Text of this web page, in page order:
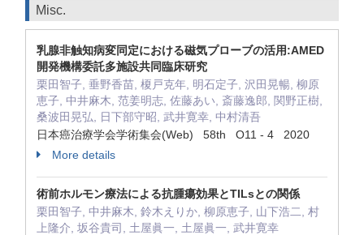
Misc.
乳腺非触知病変同定における磁気プローブの活用:AMED
開発機構委託多施設共同臨床研究
栗田智子, 垂野香苗, 榎戸克年, 明石定子, 沢田晃暢, 柳原
恵子, 中井麻木, 范姜明志, 佐藤あい, 斎藤逸郎, 関野正樹,
桑波田晃弘, 日下部守昭, 武井寛幸, 中村清吾
日本癌治療学会学術集会(Web) 58th O11 - 4 2020
More details
術前ホルモン療法による抗腫瘍効果とTILsとの関係
栗田智子, 中井麻木, 鈴木えりか, 柳原恵子, 山下浩二, 村
上隆介, 坂谷貴司, 土屋眞一, 土屋眞一, 武井寛幸